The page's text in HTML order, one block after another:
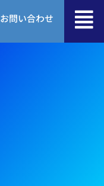
お問い合わせ